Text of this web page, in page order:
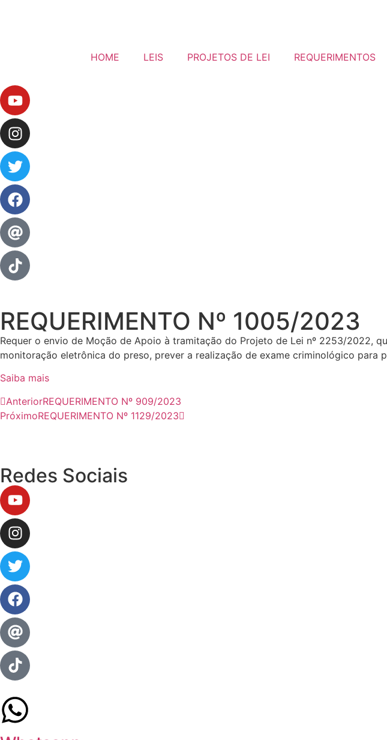
HOME LEIS PROJETOS DE LEI REQUERIMENTOS
REQUERIMENTO Nº 1005/2023
Requer o envio de Moção de Apoio à tramitação do Projeto de Lei nº 2253/2022,
monitoração eletrônica do preso, prever a realização de exame criminológico
Saiba mais
AnteriorREQUERIMENTO Nº 909/2023
PróximoREQUERIMENTO Nº 1129/2023
Redes Sociais